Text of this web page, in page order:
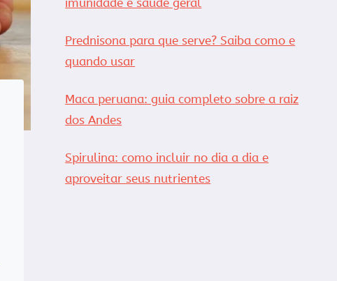
Prednisona para que serve? Saiba como e
quando usar
Maca peruana: guia completo sobre a raiz
dos Andes
Spirulina: como incluir no dia a dia e
aproveitar seus nutrientes